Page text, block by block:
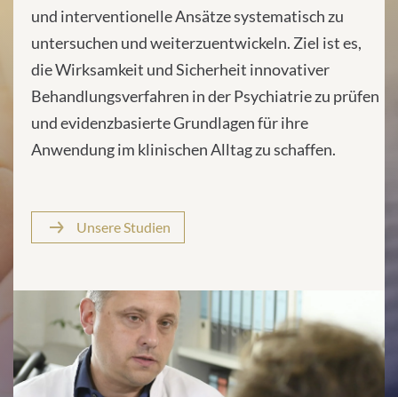
und interventionelle Ansätze systematisch zu
untersuchen und weiterzuentwickeln. Ziel ist es,
die Wirksamkeit und Sicherheit innovativer
Behandlungsverfahren in der Psychiatrie zu prüfen
und evidenzbasierte Grundlagen für ihre
Anwendung im klinischen Alltag zu schaffen.
Unsere Studien